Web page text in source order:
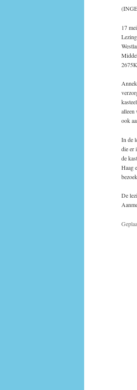
17
alleen
ook
In de
die er
de
Haag
De